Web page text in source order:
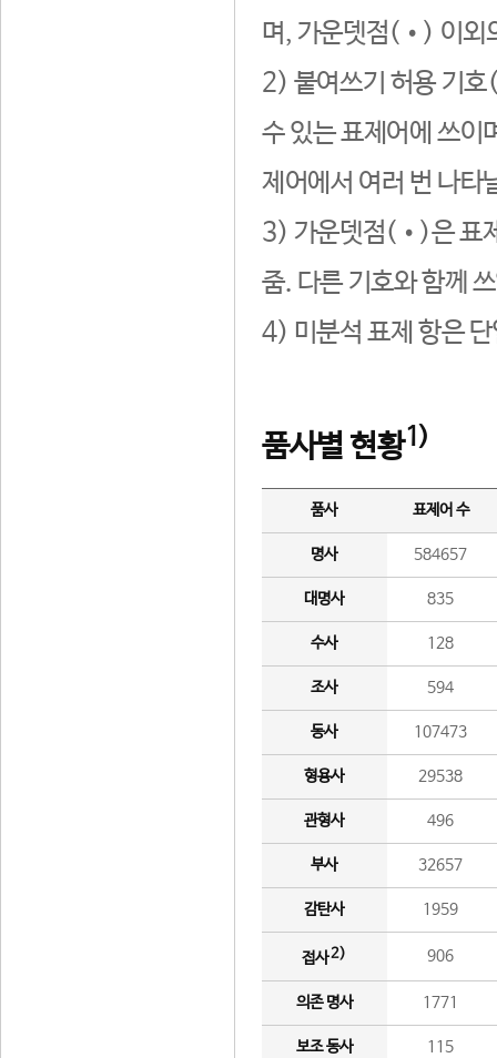
며, 가운뎃점(•) 이외
2) 붙여쓰기 허용 기호
수 있는 표제어에 쓰이
제어에서 여러 번 나타
3) 가운뎃점(•)은 표
줌. 다른 기호와 함께
4) 미분석 표제 항은
품사별 현황1)
품사 표제어 수
명사 584657
대명사 835
수사 128
조사 594
동사 107473
형용사 29538
관형사 496
부사 32657
감탄사 1959
접사2) 906
의존 명사 1771
보조 동사 115